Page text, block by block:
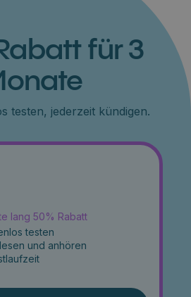
für 3
testen, jederzeit kündigen.
lang 50% Rabatt
testen
und anhören